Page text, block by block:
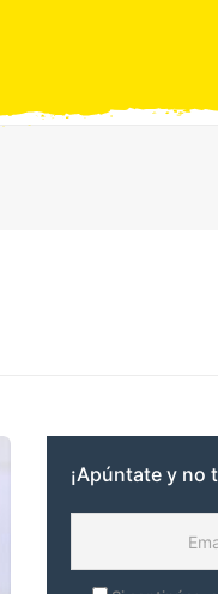
¡Apúntate y no